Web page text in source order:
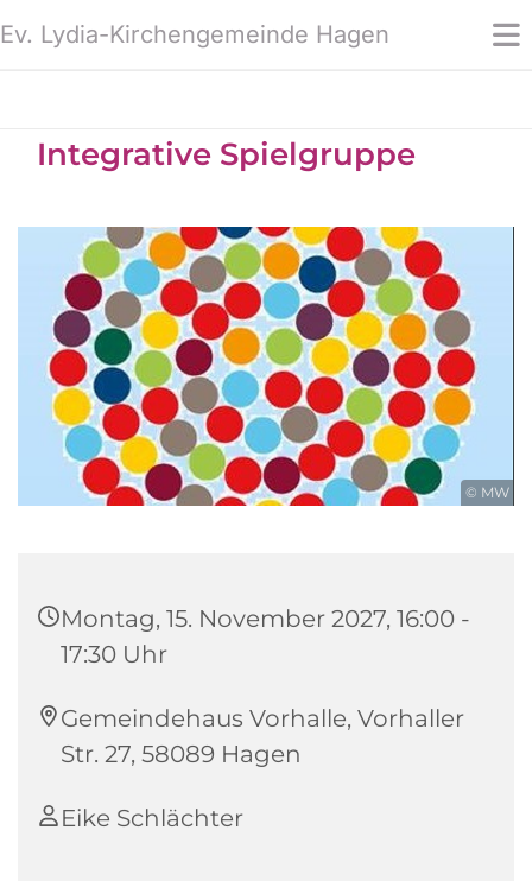
Ev. Lydia-Kirchengemeinde Hagen
Integrative Spielgruppe
© MW
Montag, 15. November 2027, 16:00 -
17:30 Uhr
Gemeindehaus Vorhalle, Vorhaller
Str. 27, 58089 Hagen
Eike Schlächter